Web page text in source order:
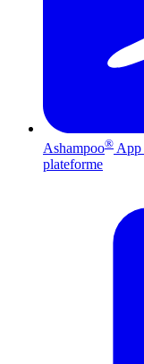
Ashampoo® App
plateforme